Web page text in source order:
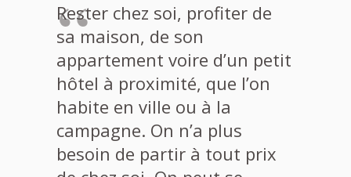
Rester chez soi, profiter de
sa maison, de son
appartement voire d’un petit
hôtel à proximité, que l’on
habite en ville ou à la
campagne. On n’a plus
besoin de partir à tout prix